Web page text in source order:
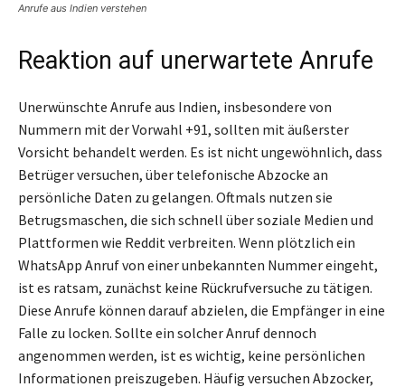
Anrufe aus Indien verstehen
Reaktion auf unerwartete Anrufe
Unerwünschte Anrufe aus Indien, insbesondere von
Nummern mit der Vorwahl +91, sollten mit äußerster
Vorsicht behandelt werden. Es ist nicht ungewöhnlich, dass
Betrüger versuchen, über telefonische Abzocke an
persönliche Daten zu gelangen. Oftmals nutzen sie
Betrugsmaschen, die sich schnell über soziale Medien und
Plattformen wie Reddit verbreiten. Wenn plötzlich ein
WhatsApp Anruf von einer unbekannten Nummer eingeht,
ist es ratsam, zunächst keine Rückrufversuche zu tätigen.
Diese Anrufe können darauf abzielen, die Empfänger in eine
Falle zu locken. Sollte ein solcher Anruf dennoch
angenommen werden, ist es wichtig, keine persönlichen
Informationen preiszugeben. Häufig versuchen Abzocker,